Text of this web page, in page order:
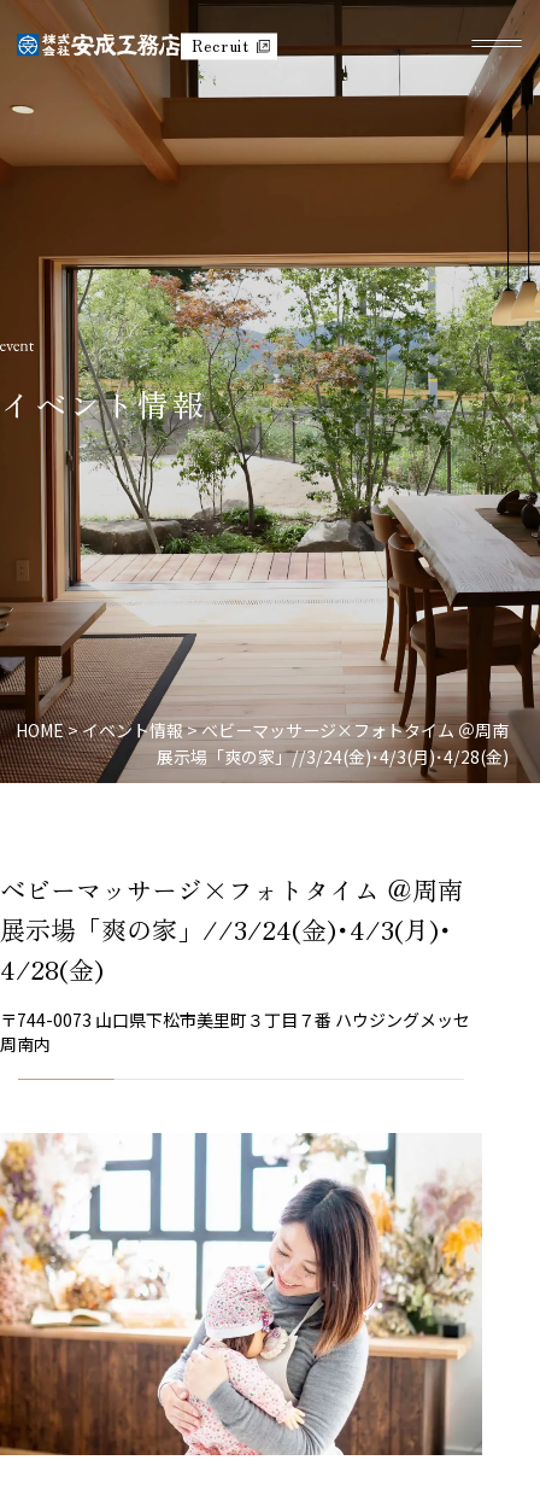
Recruit
イベント情報
HOME>イベント情報>べビーマッサージ×フォトタイム ＠周南
展示場「爽の家」//3/24(金)･4/3(月)･4/28(金)
べビーマッサージ×フォトタイム ＠周南
展示場「爽の家」//3/24(金)･4/3(月)･
4/28(金)
〒744-0073 山口県下松市美里町３丁目７番 ハウジングメッセ
周南内